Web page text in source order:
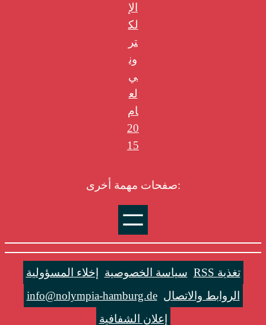
الإ
لك
تر
ون
ي
لع
ام
20
15
صفحات مهمة أخرى:
إخلاء المسؤولية سياسة الخصوصية
RSS تغذية
info@nolympia-hamburg.de الروابط والاتصال
إعلان الشفافية